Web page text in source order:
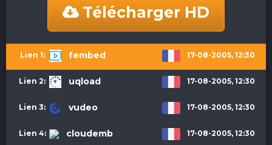
Télécharger HD
fembed 17-08-2005, 12:30
uqload 17-08-2005, 12:30
vudeo 17-08-2005, 12:30
cloudemb 17-08-2005, 12:30